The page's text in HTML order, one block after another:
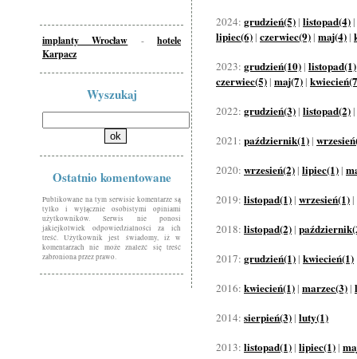
implanty Wrocław -hotele
Karpacz
Wyszukaj
Ostatnio komentowane
Publikowane na tym serwisie komentarze są
tylko i wyłącznie osobistymi opiniami
użytkowników. Serwis nie ponosi
jakiejkolwiek odpowiedzialności za ich
treść. Użytkownik jest świadomy, iż w
komentarzach nie może znaleźć się treść
zabroniona przez prawo.
2024: grudzień(5) | listopad(4) |
lipiec(6) | czerwiec(9) | maj(4) |
2023: grudzień(10) | listopad(1)
czerwiec(5) | maj(7) |
2022: grudzień(3) | listopad(2) |
2021: październik(1) |
2020: wrzesień(2) | lipiec(1) |
2019: listopad(1) | wrzesień(1) |
2018: listopad(2) |
2017: grudzień(1) | kwiecień(1)
2016: kwiecień(1) | marzec(3) |
2014: sierpień(3) | luty(1)
2013: listopad(1) | lipiec(1) |